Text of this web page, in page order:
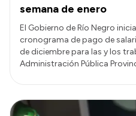
Consulta de pago a
Convocatorias
Intranet
Login
semana de enero
El Gobierno de Río Negro
cronograma de pago de
de diciembre para las y los
Administración Pública